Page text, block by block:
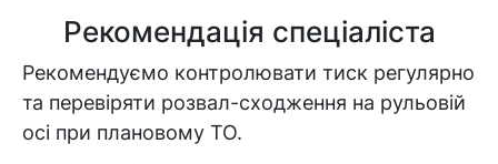
Рекомендація спеціаліста
Рекомендуємо контролювати тиск регулярно
та перевіряти розвал-сходження на рульовій
осі при плановому ТО.